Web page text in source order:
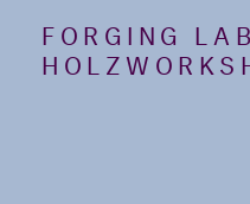
FORGING